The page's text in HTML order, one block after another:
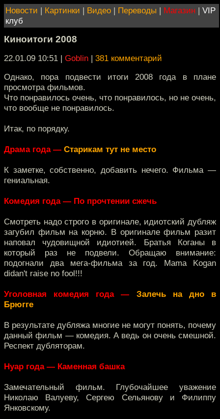
Новости | Картинки | Видео | Переводы | Магазин | VIP
клуб
Киноитоги 2008
22.01.09 10:51 | Goblin | 381 комментарий
Однако, пора подвести итоги 2008 года в плане
просмотра фильмов.
Что понравилось очень, что понравилось, но не очень,
что вообще не понравилось.
Итак, по порядку.
Драма года — Старикам тут не место
К заметке, собственно, добавить нечего. Фильма —
гениальная.
Комедия года — По прочтении сжечь
Смотреть надо строго в оригинале, идиотский дубляж
загубил фильм на корню. В оригинале фильм разит
наповал чудовищной идиотией. Братья Коганы в
который раз не подвели. Обращаю внимание:
подогнали два мега-фильма за год. Mama Kogan
didan't raise no fool!!!
Уголовная комедия года — Залечь на дно в
Брюгге
В результате дубляжа многие не могут понять, почему
данный фильм — комедия. А ведь он очень смешной.
Респект дубляторам.
Нуар года — Каменная башка
Замечательный фильм. Глубочайшее уважение
Николаю Валуеву, Сергею Сельянову и Филиппу
Янковскому.